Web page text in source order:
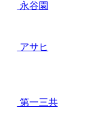
永谷園
アサヒ
第一三共